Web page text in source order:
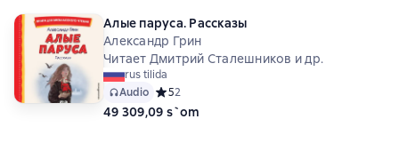
Алые паруса. Рассказы
Александр Грин
Читает Дмитрий Сталешников и др.
rus tilida
Audio Средний рейтинг 5 на основе 2 оценок
52
49 309,09 s`om